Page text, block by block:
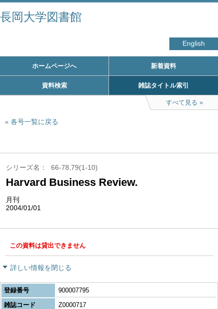
長岡大学図書館
English
ホームページへ 新着資料
資料検索 雑誌タイトル索引
すべて見る
各号一覧に戻る
シリーズ名 66-78,79(1-10)
Harvard Business Review.
月刊
2004/01/01
この資料は貸出できません
詳しい情報を閉じる
登録番号
900007795
雑誌コード
Z0000717